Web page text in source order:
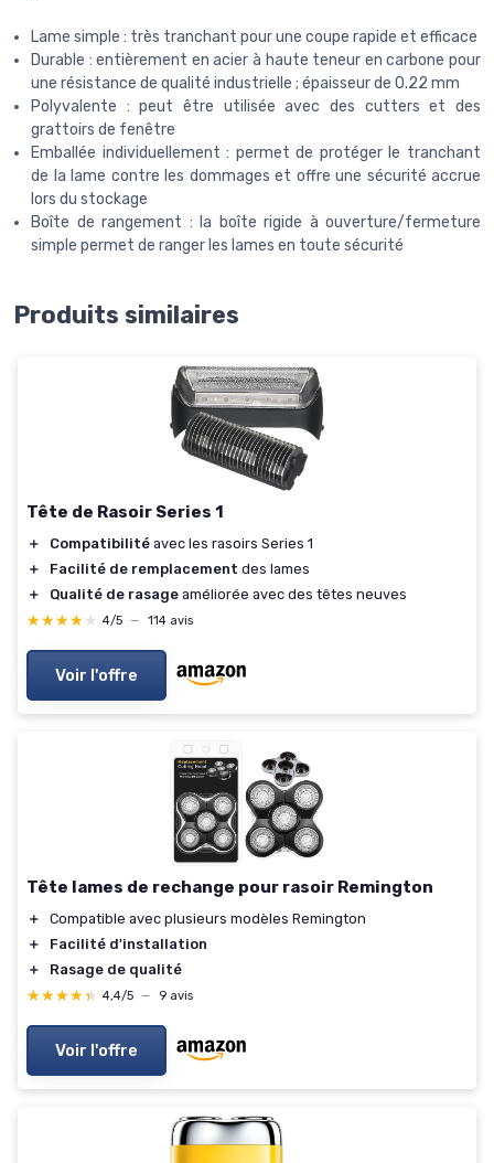
Lame simple : très tranchant pour une coupe rapide et efficace
Durable : entièrement en acier à haute teneur en carbone pour
une résistance de qualité industrielle ; épaisseur de 0.22 mm
Polyvalente : peut être utilisée avec des cutters et des
grattoirs de fenêtre
Emballée individuellement : permet de protéger le tranchant
de la lame contre les dommages et offre une sécurité accrue
lors du stockage
Boîte de rangement : la boîte rigide à ouverture/fermeture
simple permet de ranger les lames en toute sécurité
Produits similaires
Tête de Rasoir Series 1
＋ Compatibilité avec les rasoirs Series 1
＋
Facilité de remplacement des lames
＋
Qualité de rasage améliorée avec des têtes neuves
★★★★★
★★★★★ 4/5 — 114 avis
Voir l'offre
Tête lames de rechange pour rasoir Remington
＋
Compatible avec plusieurs modèles Remington
＋
Facilité d'installation
＋
Rasage de qualité
★★★★★
★★★★★ 4,4/5 — 9 avis
Voir l'offre